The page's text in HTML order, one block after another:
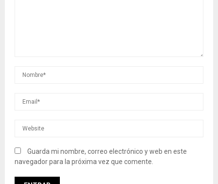
Guarda mi nombre, correo electrónico y web en este
navegador para la próxima vez que comente.